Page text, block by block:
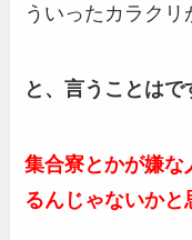
ういったカラクリ
と、言うことはで
集合寮とかが嫌な
るんじゃないかと